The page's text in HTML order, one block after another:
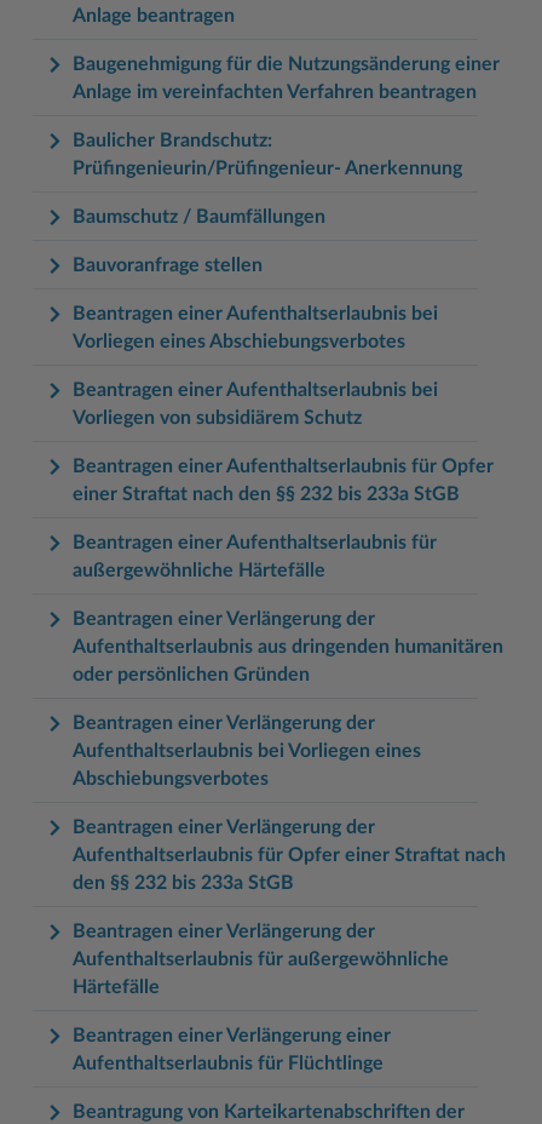
Anlage beantragen
Baugenehmigung für die Nutzungsänderung einer
Anlage im vereinfachten Verfahren beantragen
Baulicher Brandschutz:
Prüfingenieurin/Prüfingenieur- Anerkennung
Baumschutz / Baumfällungen
Bauvoranfrage stellen
Beantragen einer Aufenthaltserlaubnis bei
Vorliegen eines Abschiebungsverbotes
Beantragen einer Aufenthaltserlaubnis bei
Vorliegen von subsidiärem Schutz
Beantragen einer Aufenthaltserlaubnis für Opfer
einer Straftat nach den §§ 232 bis 233a StGB
Beantragen einer Aufenthaltserlaubnis für
außergewöhnliche Härtefälle
Beantragen einer Verlängerung der
Aufenthaltserlaubnis aus dringenden humanitären
oder persönlichen Gründen
Beantragen einer Verlängerung der
Aufenthaltserlaubnis bei Vorliegen eines
Abschiebungsverbotes
Beantragen einer Verlängerung der
Aufenthaltserlaubnis für Opfer einer Straftat nach
den §§ 232 bis 233a StGB
Beantragen einer Verlängerung der
Aufenthaltserlaubnis für außergewöhnliche
Härtefälle
Beantragen einer Verlängerung einer
Aufenthaltserlaubnis für Flüchtlinge
Beantragung von Karteikartenabschriften der